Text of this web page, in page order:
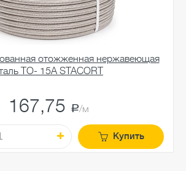
отожженная нержавеющая
TO- 15A STACORT
167,75 a/м
Купить